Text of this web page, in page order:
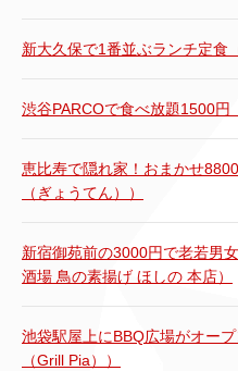
新大久保で1番並ぶランチ定食
渋谷PARCOで食べ放題1500円
恵比寿で隠れ家！おまかせ
（ぎょうてん））
新宿御苑前の3000円で老若男
酒場 鳥の素揚げ ほしの 本店）
池袋駅屋上にBBQ広場がオー
（Grill Pia））